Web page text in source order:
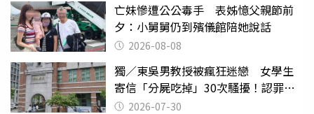
亡妹慘遭公公毒手 表姊憶父親節前
夕：小舅舅仍到殯儀館陪她說話
2026-08-08
獨／東吳男教授被瘋狂迷戀 女學生
寄信「分屍吃掉」30次騷擾！認罪免
關 2026-07-30